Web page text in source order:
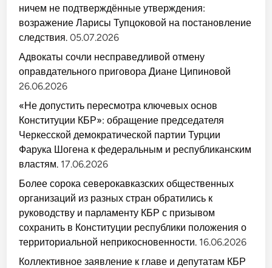
ничем не подтверждённые утверждения:
возражение Ларисы Тупцоковой на постановление
следствия. 05.07.2026
Адвокаты сочли несправедливой отмену
оправдательного приговора Диане Ципиновой
26.06.2026
«Не допустить пересмотра ключевых основ
Конституции КБР»: обращение председателя
Черкесской демократической партии Турции
Фарука Шогена к федеральным и республиканским
властям. 17.06.2026
Более сорока северокавказских общественных
организаций из разных стран обратились к
руководству и парламенту КБР с призывом
сохранить в Конституции республики положения о
территориальной неприкосновенности. 16.06.2026
Коллективное заявление к главе и депутатам КБР